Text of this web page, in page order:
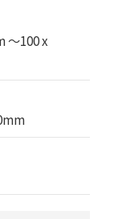
〜100 x